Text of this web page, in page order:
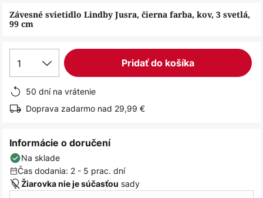
Závesné svietidlo Lindby Jusra, čierna farba, kov, 3 svetlá,
99 cm
1 Pridať do košíka
50 dní na vrátenie
Doprava zadarmo nad 29,99 €
Informácie o doručení
Na sklade
Čas dodania: 2 - 5 prac. dní
Žiarovka nie je súčasťou sady